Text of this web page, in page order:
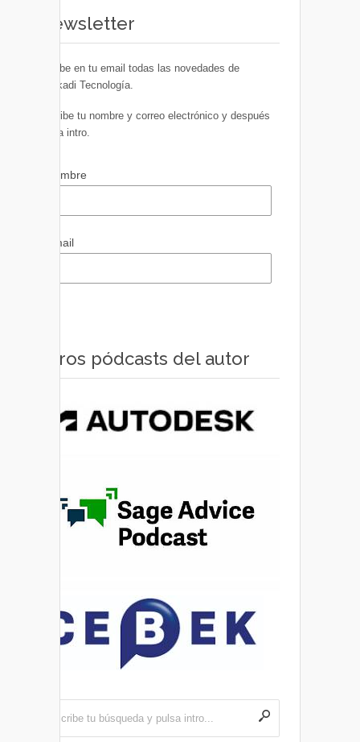
Newsletter
Recibe en tu email todas las novedades de
Euskadi Tecnología.
Escribe tu nombre y correo electrónico y después
pulsa intro.
Nombre
Email
Otros pódcasts del autor